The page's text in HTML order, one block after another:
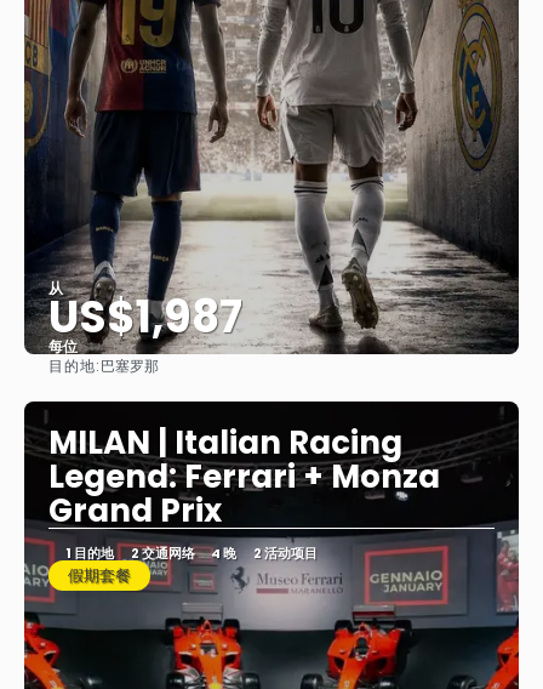
从
US$1,987
每位
目的地:巴塞罗那
MILAN | Italian Racing
Legend: Ferrari + Monza
Grand Prix
1 目的地 2 交通网络 4 晚 2 活动项目
假期套餐